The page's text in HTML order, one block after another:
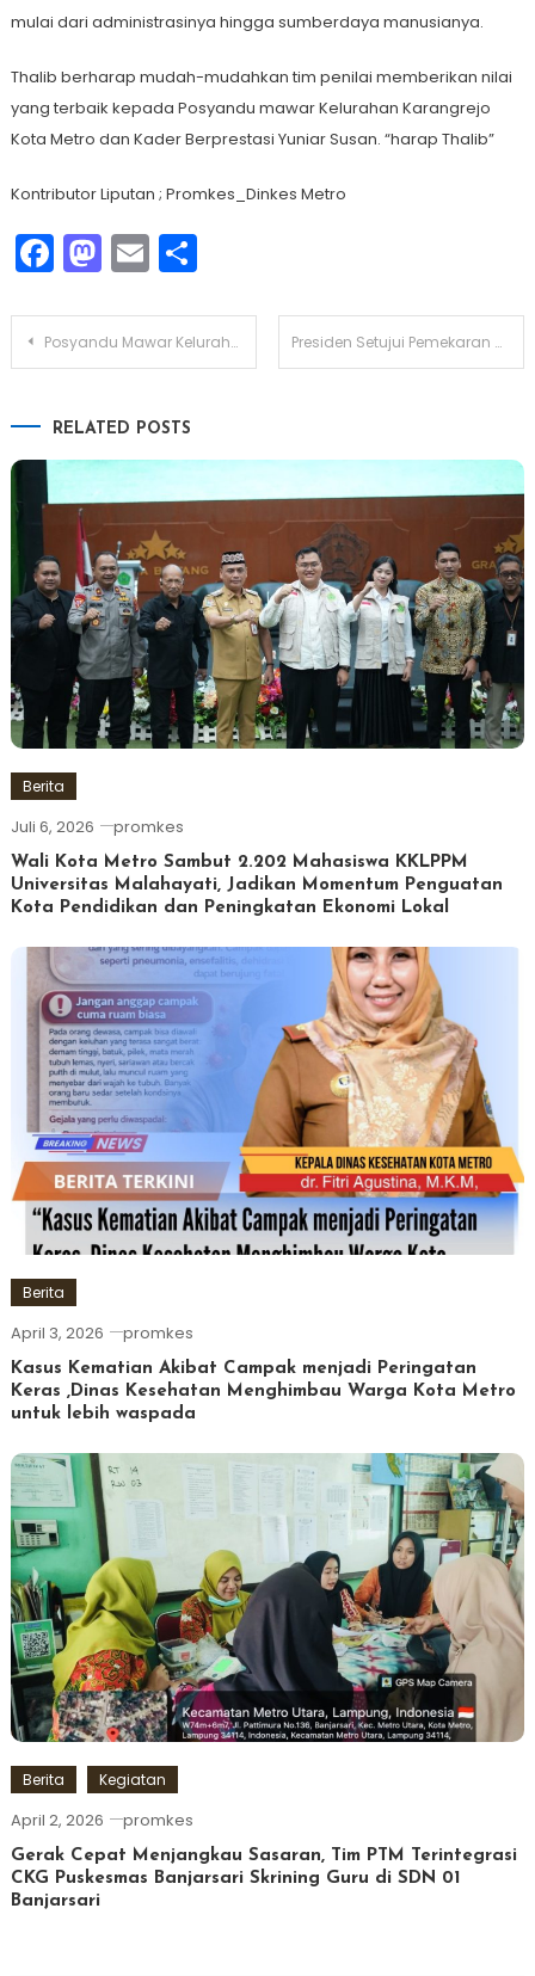
mulai dari administrasinya hingga sumberdaya manusianya.
Thalib berharap mudah-mudahkan tim penilai memberikan nilai
yang terbaik kepada Posyandu mawar Kelurahan Karangrejo
Kota Metro dan Kader Berprestasi Yuniar Susan. “harap Thalib”
Kontributor Liputan ; Promkes_Dinkes Metro
Facebook
Mastodon
EmailShare
Navigasi
Posyandu Mawar Kelurahan Karangrejo Siap Ikuti Lomba Posyandu Tingkat Provinsi Lampung Presiden Setujui Pemekaran Wilayah Lamteng, Lamsel, dan Lampura
RELATED POSTS
Berita
Juli 6, 2026 promkes
Wali Kota Metro Sambut 2.202 Mahasiswa KKLPPM
Universitas Malahayati, Jadikan Momentum Penguatan
Kota Pendidikan dan Peningkatan Ekonomi Lokal
Berita
April 3, 2026 promkes
Kasus Kematian Akibat Campak menjadi Peringatan
Keras ,Dinas Kesehatan Menghimbau Warga Kota Metro
untuk lebih waspada
Berita Kegiatan
April 2, 2026 promkes
Gerak Cepat Menjangkau Sasaran, Tim PTM Terintegrasi
CKG Puskesmas Banjarsari Skrining Guru di SDN 01
Banjarsari